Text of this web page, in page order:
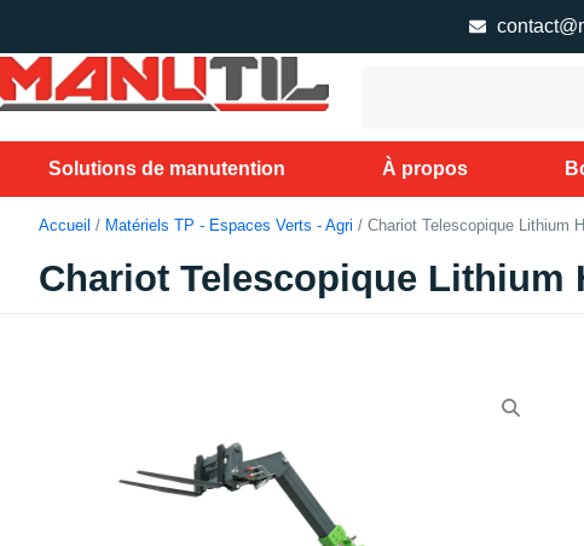
Solutions de manutention À propos
Accueil / Matériels TP - Espaces Verts - Agri / Chariot Telescopique Lithium
Chariot Telescopique Lithium